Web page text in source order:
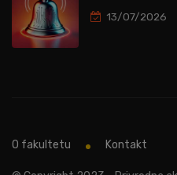
13/07/2026
O fakultetu Kontakt